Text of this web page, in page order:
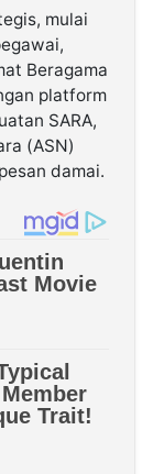
mulai
Beragama
platform
SARA,
(ASN)
damai.